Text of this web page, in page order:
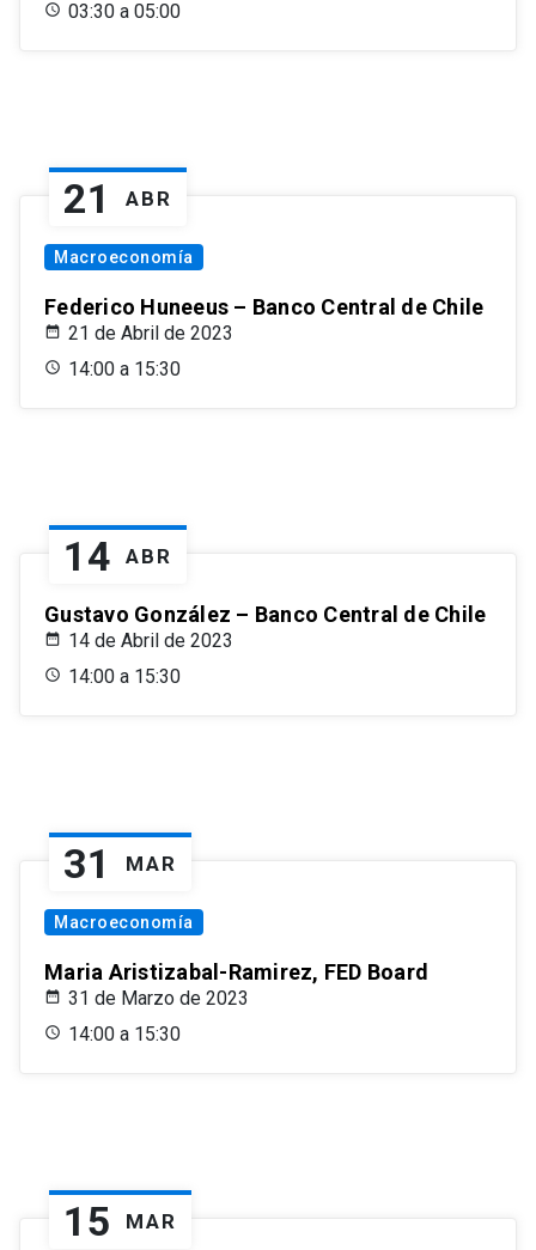
03:30 a 05:00
21 ABR
Macroeconomía
Federico Huneeus – Banco Central de Chile
21 de Abril de 2023
14:00 a 15:30
14 ABR
Gustavo González – Banco Central de Chile
14 de Abril de 2023
14:00 a 15:30
31 MAR
Macroeconomía
Maria Aristizabal-Ramirez, FED Board
31 de Marzo de 2023
14:00 a 15:30
15 MAR